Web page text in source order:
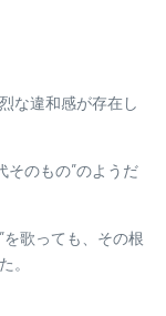
な違和感が存在し
そのもの”のようだ
歌っても、その根
。